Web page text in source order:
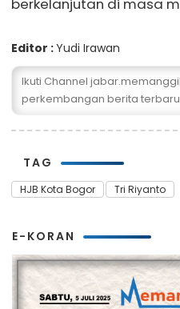
berkelanjutan di masa
Editor :Yudi Irawan
Ikuti Channel
perkembangan berita terbaru
TAG
HJB Kota Bogor Tri Riyanto
E-KORAN